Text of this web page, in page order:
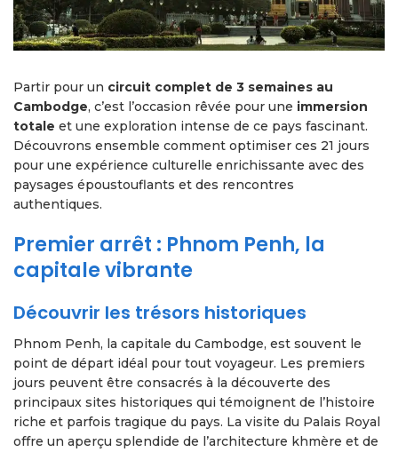
Partir pour un circuit complet de 3 semaines au
Cambodge, c’est l’occasion rêvée pour une immersion
totale et une exploration intense de ce pays fascinant.
Découvrons ensemble comment optimiser ces 21 jours
pour une expérience culturelle enrichissante avec des
paysages époustouflants et des rencontres
authentiques.
Premier arrêt : Phnom Penh, la
capitale vibrante
Découvrir les trésors historiques
Phnom Penh, la capitale du Cambodge, est souvent le
point de départ idéal pour tout voyageur. Les premiers
jours peuvent être consacrés à la découverte des
principaux sites historiques qui témoignent de l’histoire
riche et parfois tragique du pays. La visite du Palais Royal
offre un aperçu splendide de l’architecture khmère et de